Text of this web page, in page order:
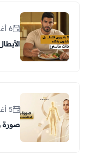
6 أغسطس 2026
5 أغسطس 2026
صورة